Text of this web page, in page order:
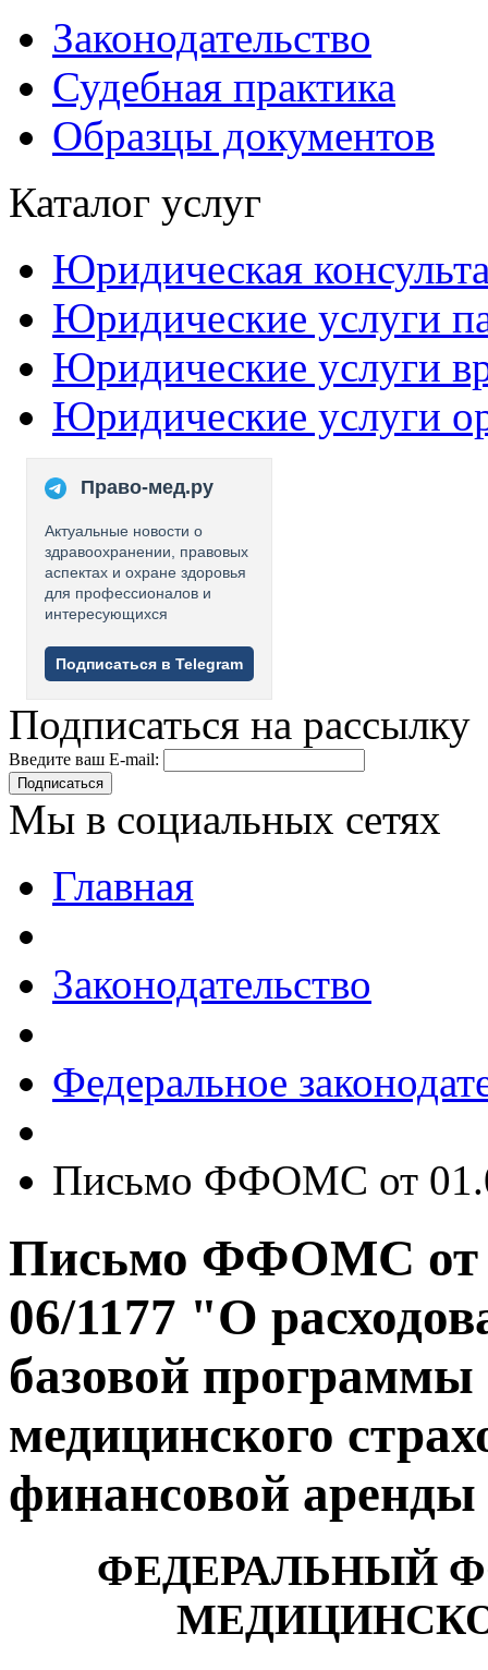
Законодательство
Судебная практика
Образцы документов
Каталог услуг
Юридическая
Юридические услуги
Юридические услуги
Юридические услуги
Право-мед.ру
Актуальные новости о
здравоохранении, правовых
аспектах и охране здоровья
для профессионалов и
интересующихся
Подписаться в Telegram
Подписаться на рассылку
Введите ваш E-mail:
Подписаться
Мы в социальных сетях
Главная
Законодательство
Федеральное
Письмо ФФОМС от
Письмо ФФОМС от
06/1177 "О
базовой программы
медицинского
финансовой
ФЕДЕРАЛЬНЫЙ